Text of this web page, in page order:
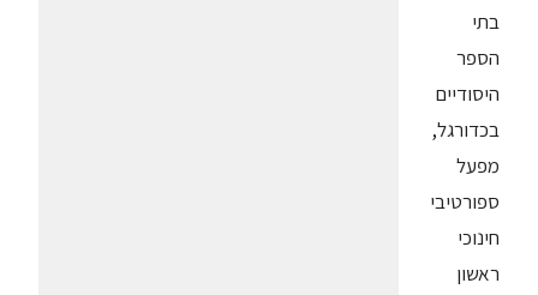
בתי
הספר
היסודיים
בכדורגל,
מפעל
ספורטיבי
חינוכי
ראשון